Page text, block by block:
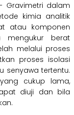
Gravimetri dalam
kimia analitik
atau komponen
berat
melalui proses
proses isolasi
senyawa tertentu.
cukup lama,
diuji dan bila